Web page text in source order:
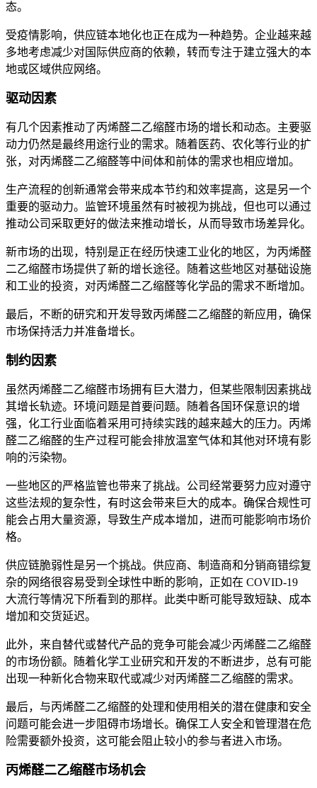
态。
受疫情影响，供应链本地化也正在成为一种趋势。企业越来越
多地考虑减少对国际供应商的依赖，转而专注于建立强大的本
地或区域供应网络。
驱动因素
有几个因素推动了丙烯醛二乙缩醛市场的增长和动态。主要驱
动力仍然是最终用途行业的需求。随着医药、农化等行业的扩
张，对丙烯醛二乙缩醛等中间体和前体的需求也相应增加。
生产流程的创新通常会带来成本节约和效率提高，这是另一个
重要的驱动力。监管环境虽然有时被视为挑战，但也可以通过
推动公司采取更好的做法来推动增长，从而导致市场差异化。
新市场的出现，特别是正在经历快速工业化的地区，为丙烯醛
二乙缩醛市场提供了新的增长途径。随着这些地区对基础设施
和工业的投资，对丙烯醛二乙缩醛等化学品的需求不断增加。
最后，不断的研究和开发导致丙烯醛二乙缩醛的新应用，确保
市场保持活力并准备增长。
制约因素
虽然丙烯醛二乙缩醛市场拥有巨大潜力，但某些限制因素挑战
其增长轨迹。环境问题是首要问题。随着各国环保意识的增
强，化工行业面临着采用可持续实践的越来越大的压力。丙烯
醛二乙缩醛的生产过程可能会排放温室气体和其他对环境有影
响的污染物。
一些地区的严格监管也带来了挑战。公司经常要努力应对遵守
这些法规的复杂性，有时这会带来巨大的成本。确保合规性可
能会占用大量资源，导致生产成本增加，进而可能影响市场价
格。
供应链脆弱性是另一个挑战。供应商、制造商和分销商错综复
杂的网络很容易受到全球性中断的影响，正如在 COVID-19
大流行等情况下所看到的那样。此类中断可能导致短缺、成本
增加和交货延迟。
此外，来自替代或替代产品的竞争可能会减少丙烯醛二乙缩醛
的市场份额。随着化学工业研究和开发的不断进步，总有可能
出现一种新化合物来取代或减少对丙烯醛二乙缩醛的需求。
最后，与丙烯醛二乙缩醛的处理和使用相关的潜在健康和安全
问题可能会进一步阻碍市场增长。确保工人安全和管理潜在危
险需要额外投资，这可能会阻止较小的参与者进入市场。
丙烯醛二乙缩醛市场机会